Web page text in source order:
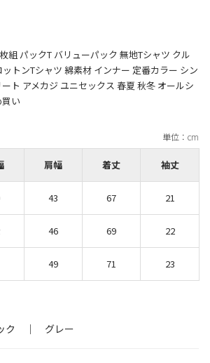
組 パックT バリューパック 無地Tシャツ クル
トンTシャツ 綿素材 インナー 定番カラー シン
ト アメカジ ユニセックス 春夏 秋冬 オールシ
肩幅 着丈 袖丈
43 67 21
46 69 22
49 71 23
ク ｜ グレー